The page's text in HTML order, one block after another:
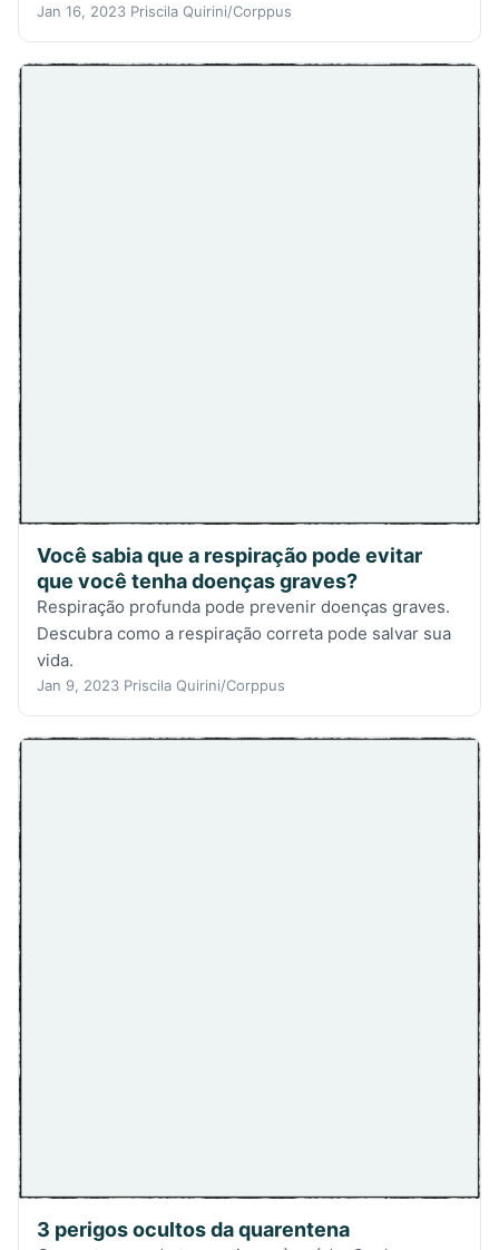
Jan 16, 2023 Priscila Quirini/Corppus
Você sabia que a respiração pode evitar
que você tenha doenças graves?
Respiração profunda pode prevenir doenças graves.
Descubra como a respiração correta pode salvar sua
vida.
Jan 9, 2023 Priscila Quirini/Corppus
3 perigos ocultos da quarentena